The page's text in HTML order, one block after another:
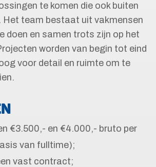
te komen die ook buiten
Het team bestaat uit vakmensen
doen en samen trots zijn op het
worden van begin tot eind
voor detail en ruimte om te
€3.500,- en €4.000,- bruto per
van fulltime);
vast contract;